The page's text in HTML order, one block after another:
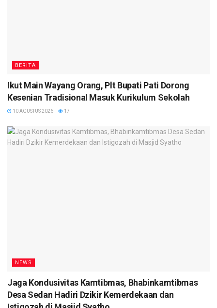
BERITA
Ikut Main Wayang Orang, Plt Bupati Pati Dorong
Kesenian Tradisional Masuk Kurikulum Sekolah
10 AGUSTUS 2026 17
NEWS
Jaga Kondusivitas Kamtibmas, Bhabinkamtibmas
Desa Sedan Hadiri Dzikir Kemerdekaan dan